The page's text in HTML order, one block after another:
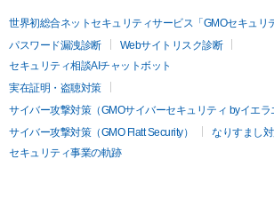
世界初総合ネットセキュリティサービス「GMOセキュリ
パスワード漏洩診断
Webサイトリスク診断
セキュリティ相談AIチャットボット
実在証明・盗聴対策
サイバー攻撃対策（GMOサイバーセキュリティ byイエラ
サイバー攻撃対策（GMO Flatt Security）
なりすまし
セキュリティ事業の軌跡